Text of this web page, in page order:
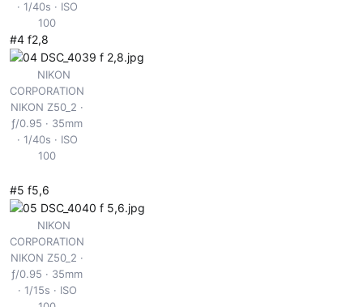
1/40s
ISO
100
#4 f2,8
NIKON
CORPORATION
NIKON Z50_2
ƒ/0.95
35mm
1/40s
ISO
100
#5 f5,6
NIKON
CORPORATION
NIKON Z50_2
ƒ/0.95
35mm
1/15s
ISO